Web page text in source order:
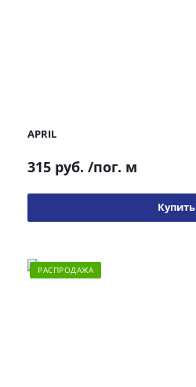
APRIL
315 руб. /пог. м
Купить
РАСПРОДАЖА